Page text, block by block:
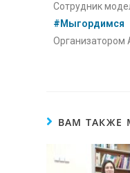
Сотрудник
#Мыгордимся
Организатором
ВАМ ТАКЖЕ